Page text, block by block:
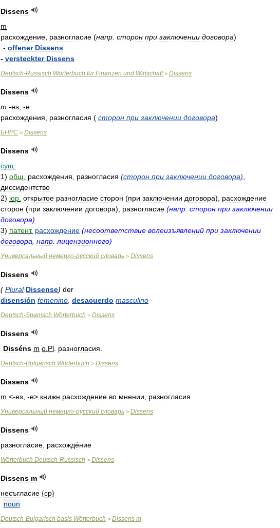
Dissens
m
расхождение разногласие (напр сторон при заключении договора)
- offener Dissens
- versteckter Dissens
Deutsch-Russisch Wörterbuch für Finanzen und Wirtschaft> Dissens
Dissens
m -es , -e
расхождения
разногласия ( сторон при заключении договора)
БНРС > Dissens
Dissens
сущ
1) общ расхождения разногласия (сторон при заключении договора)
диссидентство
2) юр открытое разногласие сторон (при заключении договора), расхождение
сторон (при заключении договора), разногласие (напр сторон при заключении
договора)
3) патент. расхождение (несоответствие волеизъявлений при заключении
договора напр лицензионного)
Универсальный немецко-русский словарь > Dissens
Dissens
( Plural Dissense) der
disensión femenino desacuerdo masculino
Deutsch-Spanisch Wörterbuch > Dissens
Dissens
Disséns m o Pl разногласия
Deutsch-Bulgarisch Wörterbuch > Dissens
Dissens
m <-es , -e> книжн расхождение во мнении разногласия
Универсальный немецко-русский словарь > Dissens
Dissens
разногла́сие расхожде́ние
Wörterbuch Deutsch-Russisch > Dissens
Dissens m
несъгласие {ср}
noun
Deutsch-Bulgarisch basis Wörterbuch > Dissens m